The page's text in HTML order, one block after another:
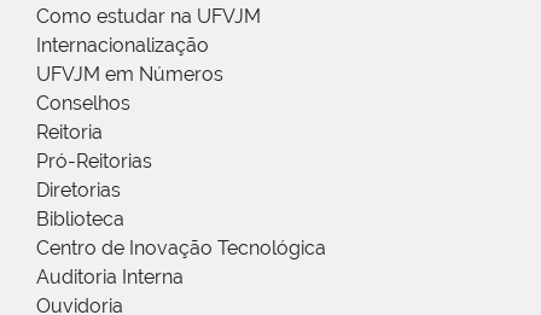
Como estudar na UFVJM
Internacionalização
UFVJM em Números
Conselhos
Reitoria
Pró-Reitorias
Diretorias
Biblioteca
Centro de Inovação Tecnológica
Auditoria Interna
Ouvidoria